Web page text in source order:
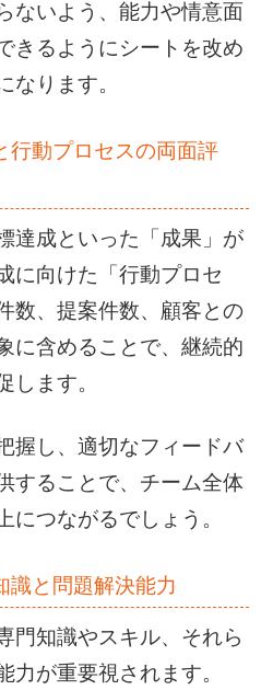
ないよう、能力や情意面
きるようにシートを改め
なります。
行動プロセスの両面評
達成といった「成果」が
に向けた「行動プロセ
数、提案件数、顧客との
に含めることで、継続的
します。
握し、適切なフィードバ
することで、チーム全体
につながるでしょう。
識と問題解決能力
門知識やスキル、それら
力が重要視されます。